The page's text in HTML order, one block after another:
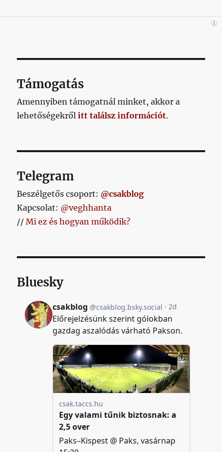
Támogatás
Amennyiben támogatnál minket, akkor a
lehetőségekrőlitt találsz információt.
Telegram
Beszélgetős csoport: @csakblog
Kapcsolat: @veghhanta
//Mi ez és hogyan működik?
Bluesky